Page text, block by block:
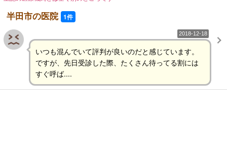
半田市の医院 1件
2018-12-18
いつも混んでいて評判が良いのだと感じています。
ですが、先日受診した際、たくさん待ってる割には
すぐ呼ば....